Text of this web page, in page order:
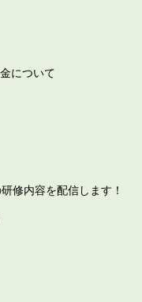
について
修内容を配信します！